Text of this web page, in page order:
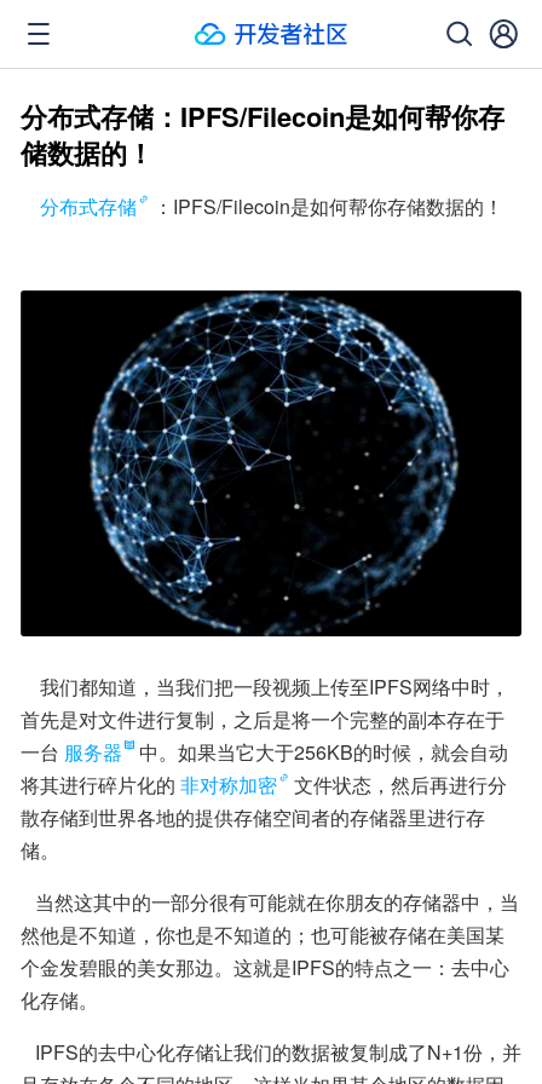
分布式存储：IPFS/Filecoin是如何帮你存
储数据的！
分布式存储 ：IPFS/Filecoin是如何帮你存储数据的！
首先是对文件进行复制，之后是将一个完整的副本存在于
一台 服务器
中。如果当它大于256KB的时候，就会自动
将其进行碎片化的 非对称加密
文件状态，然后再进行分
散存储到世界各地的提供存储空间者的存储器里进行存
储。
然他是不知道，你也是不知道的；也可能被存储在美国某
个金发碧眼的美女那边。这就是IPFS的特点之一：去中心
化存储。